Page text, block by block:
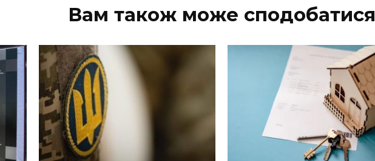
Вам також може сподобатися